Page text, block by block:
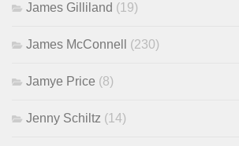
James Gilliland (19)
James McConnell (230)
Jamye Price (8)
Jenny Schiltz (14)